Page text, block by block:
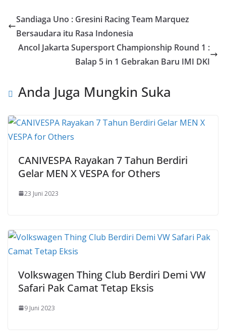
Sandiaga Uno : Gresini Racing Team Marquez
Bersaudara itu Rasa Indonesia
Ancol Jakarta Supersport Championship Round 1 :
Balap 5 in 1 Gebrakan Baru IMI DKI
Anda Juga Mungkin Suka
CANIVESPA Rayakan 7 Tahun Berdiri
Gelar MEN X VESPA for Others
23 Juni 2023
Volkswagen Thing Club Berdiri Demi VW
Safari Pak Camat Tetap Eksis
9 Juni 2023